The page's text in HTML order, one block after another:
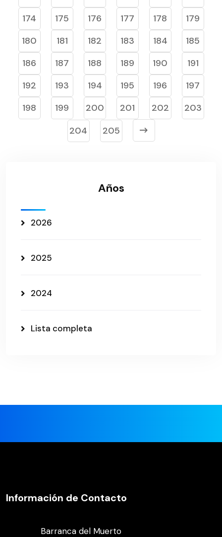
174
175 176 177 178
179
180
181 182 183 184
185
186
187 188 189 190
191
192
193 194 195 196
197
198
199 200 201 202
203
204
205
Años
2026
2025
2024
Lista completa
Información de Contacto
Barranca del Muerto